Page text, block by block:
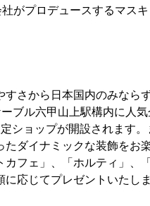
がプロデュースするマス
さから日本国内のみなら
ブル六甲山上駅構内に人
ショップが開設されます。
ダイナミックな装飾をお
フェ」、「ホルティ」、
応じてプレゼントいたしま